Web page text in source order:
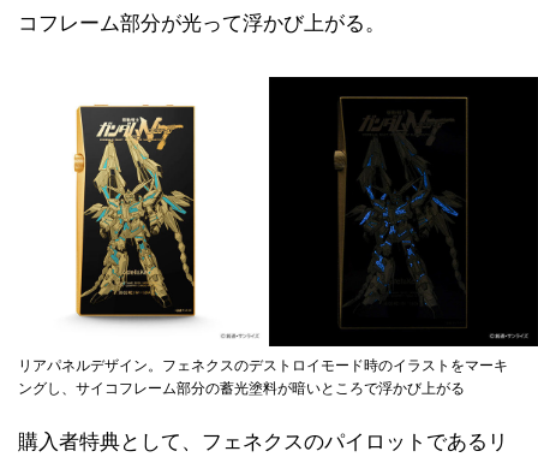
コフレーム部分が光って浮かび上がる。
リアパネルデザイン。フェネクスのデストロイモード時のイラストをマーキ
ングし、サイコフレーム部分の蓄光塗料が暗いところで浮かび上がる
購入者特典として、フェネクスのパイロットであるリ